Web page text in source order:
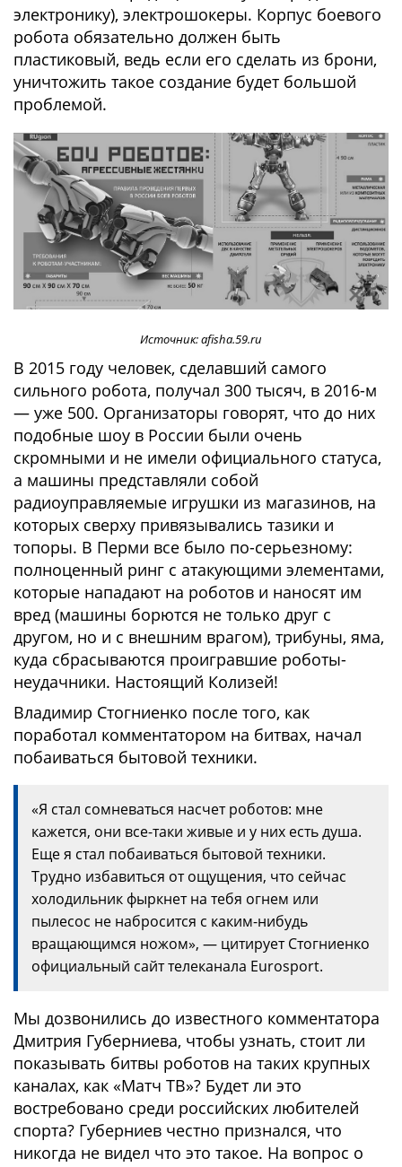
электронику), электрошокеры. Корпус боевого
робота обязательно должен быть
пластиковый, ведь если его сделать из брони,
уничтожить такое создание будет большой
проблемой.
Источник: afisha.59.ru
В 2015 году человек, сделавший самого
сильного робота, получал 300 тысяч, в 2016-м
— уже 500. Организаторы говорят, что до них
подобные шоу в России были очень
скромными и не имели официального статуса,
а машины представляли собой
радиоуправляемые игрушки из магазинов, на
которых сверху привязывались тазики и
топоры. В Перми все было по-серьезному:
полноценный ринг с атакующими элементами,
которые нападают на роботов и наносят им
вред (машины борются не только друг с
другом, но и с внешним врагом), трибуны, яма,
куда сбрасываются проигравшие роботы-
неудачники. Настоящий Колизей!
Владимир Стогниенко после того, как
поработал комментатором на битвах, начал
побаиваться бытовой техники.
«Я стал сомневаться насчет роботов: мне
кажется, они все-таки живые и у них есть душа.
Еще я стал побаиваться бытовой техники.
Трудно избавиться от ощущения, что сейчас
холодильник фыркнет на тебя огнем или
пылесос не набросится с каким-нибудь
вращающимся ножом», — цитирует Стогниенко
официальный сайт телеканала Eurosport.
Мы дозвонились до известного комментатора
Дмитрия Губерниева, чтобы узнать, стоит ли
показывать битвы роботов на таких крупных
каналах, как «Матч ТВ»? Будет ли это
востребовано среди российских любителей
спорта? Губерниев честно признался, что
никогда не видел что это такое. На вопрос о